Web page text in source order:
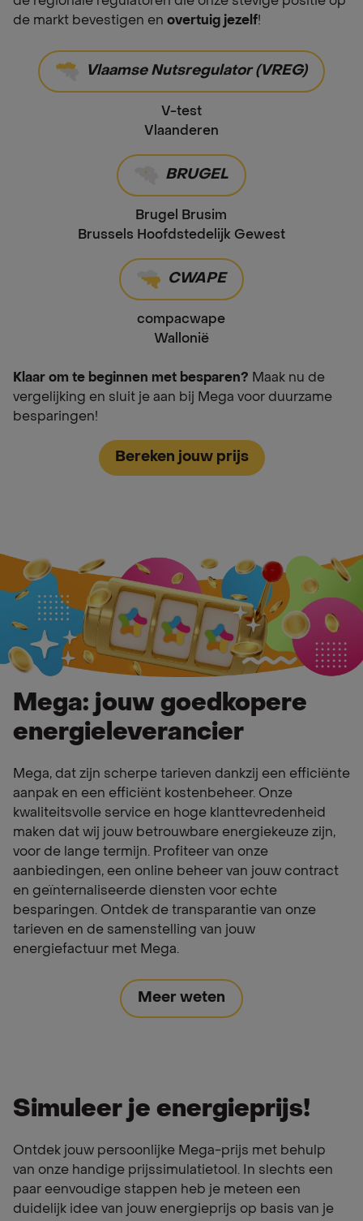
de markt bevestigen en overtuig jezelf!
Vlaamse Nutsregulator (VREG)
V-test
Vlaanderen
BRUGEL
Brugel Brusim
Brussels Hoofdstedelijk Gewest
CWAPE
compacwape
Wallonië
Klaar om te beginnen met besparen? Maak nu de
vergelijking en sluit je aan bij Mega voor duurzame
besparingen!
Bereken jouw prijs
Mega: jouw goedkopere
energieleverancier
Mega, dat zijn scherpe tarieven dankzij een efficiënte
aanpak en een efficiënt kostenbeheer. Onze
kwaliteitsvolle service en hoge klanttevredenheid
maken dat wij jouw betrouwbare energiekeuze zijn,
voor de lange termijn. Profiteer van onze
aanbiedingen, een online beheer van jouw contract
en geïnternaliseerde diensten voor echte
besparingen. Ontdek de transparantie van onze
tarieven en de samenstelling van jouw
energiefactuur met Mega.
Meer weten
Simuleer je energieprijs!
Ontdek jouw persoonlijke Mega-prijs met behulp
van onze handige prijssimulatietool. In slechts een
paar eenvoudige stappen heb je meteen een
duidelijk idee van jouw energieprijs op basis van je